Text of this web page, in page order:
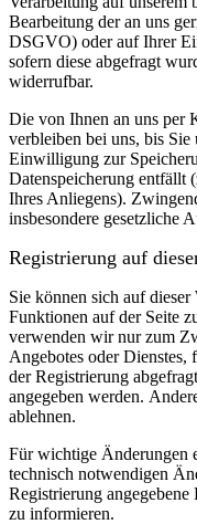
Bearbeitung der an uns
DSGVO) oder auf Ihrer
sofern diese abgefragt
widerrufbar.
Die von Ihnen an uns per
verbleiben bei uns, bis
Einwilligung zur
Datenspeicherung entfällt
Ihres Anliegens).
insbesondere gesetzliche
Registrierung auf
Sie können sich auf
Funktionen auf der Seite
verwenden wir nur zum
Angebotes oder Dienstes,
der Registrierung
angegeben werden.
ablehnen.
Für wichtige Änderungen
technisch notwendigen
Registrierung
zu informieren.